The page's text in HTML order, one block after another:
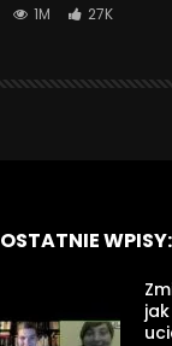
1M 27K
OSTATNIE WPISY: